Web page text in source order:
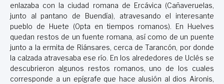
enlazaba con la ciudad romana de Ercávica (Cañaveruelas,
junto al pantano de Buendía), atravesando el interesante
pueblo de Huete (Opta en tiempos romanos). En Huelves
quedan restos de un fuente romana, así como de un puente
junto a la ermita de Riánsares, cerca de Tarancón, por donde
la calzada atravesaba ese río. En los alrededores de Uclés se
descubrieron algunos restos romanos, uno de los cuales
corresponde a un epígrafe que hace alusión al dios Aironis,